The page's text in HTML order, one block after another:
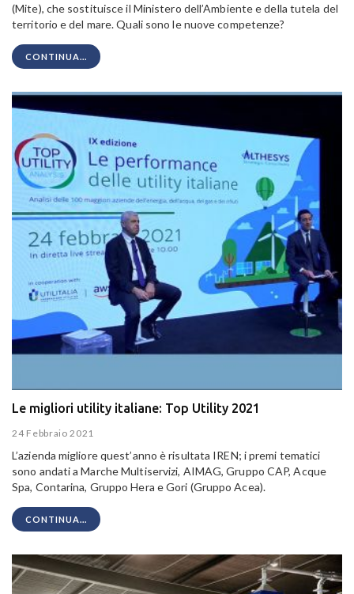
(Mite), che sostituisce il Ministero dell’Ambiente e della tutela del
territorio e del mare. Quali sono le nuove competenze?
CONTINUA...
Le migliori utility italiane: Top Utility 2021
24 Febbraio 2021
L’azienda migliore quest’anno è risultata IREN; i premi tematici
sono andati a Marche Multiservizi, AIMAG, Gruppo CAP, Acque
Spa, Contarina, Gruppo Hera e Gori (Gruppo Acea).
CONTINUA...